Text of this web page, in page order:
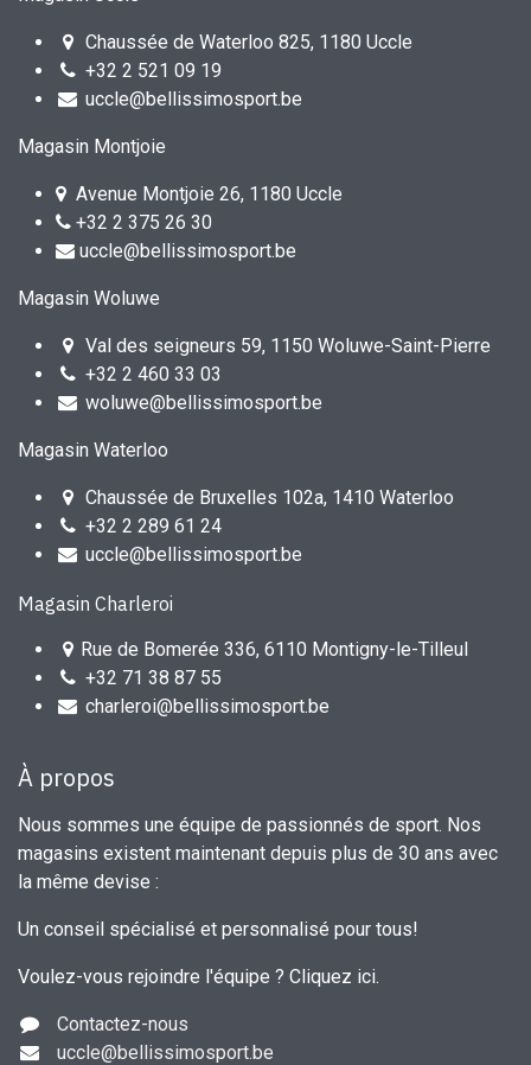
Chaussée de Waterloo 825, 1180 Uccle
+32 2 521 09 19
uccle@bellissimosport.be
Magasin Montjoie
Avenue Montjoie 26, 1180 Uccle
+32 2 375 26 30
uccle@bellissimosport.be
Magasin Woluwe
Val des seigneurs 59, 1150 Woluwe-Saint-Pierre
+32 2 460 33 03
woluwe@bellissimosport.be
Magasin Waterloo
Chaussée de Bruxelles 102a, 1410 Waterloo
+32 2 289 61 24
uccle@bellissimosport.be
Magasin Charleroi
Rue de Bomerée 336, 6110 Montigny-le-Tilleul
+32 71 38 87 55
charleroi@bellissimosport.be
À propos
Nous sommes une équipe de passionnés de sport. Nos
magasins existent maintenant depuis plus de 30 ans avec
la même devise :
Un conseil spécialisé et personnalisé pour tous!
Voulez-vous rejoindre l'équipe ? Cliquez ici.
Contactez-nous
uccle@bellissimosport.be